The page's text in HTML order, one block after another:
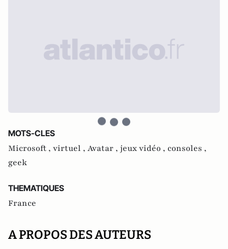
MOTS-CLES
Microsoft , virtuel , Avatar , jeux vidéo , consoles ,
geek
THEMATIQUES
France
A PROPOS DES AUTEURS